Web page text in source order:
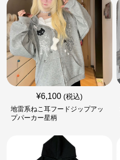
¥6,100 (税込)
地雷系ねこ耳フードジップアッ
プパーカー星柄